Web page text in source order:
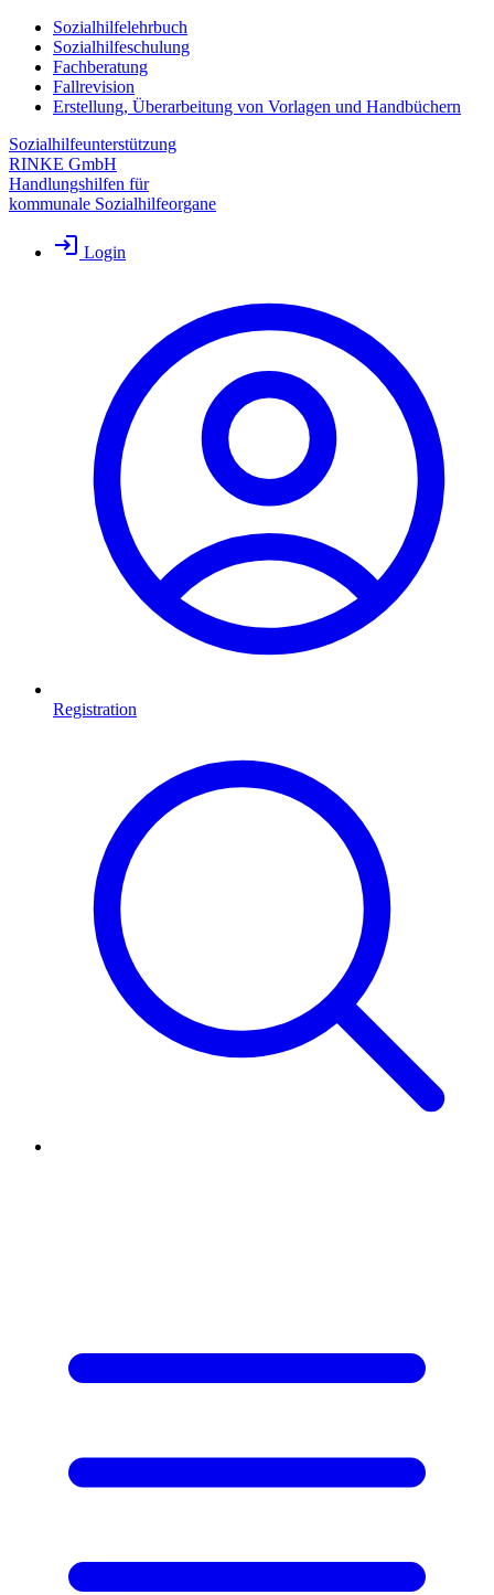
Sozialhilfelehrbuch
Sozialhilfeschulung
Fachberatung
Fallrevision
Erstellung, Überarbeitung von Vorlagen und Handbüchern
Sozialhilfeunterstützung
RINKE GmbH
Handlungshilfen für
kommunale Sozialhilfeorgane
Login
Registration